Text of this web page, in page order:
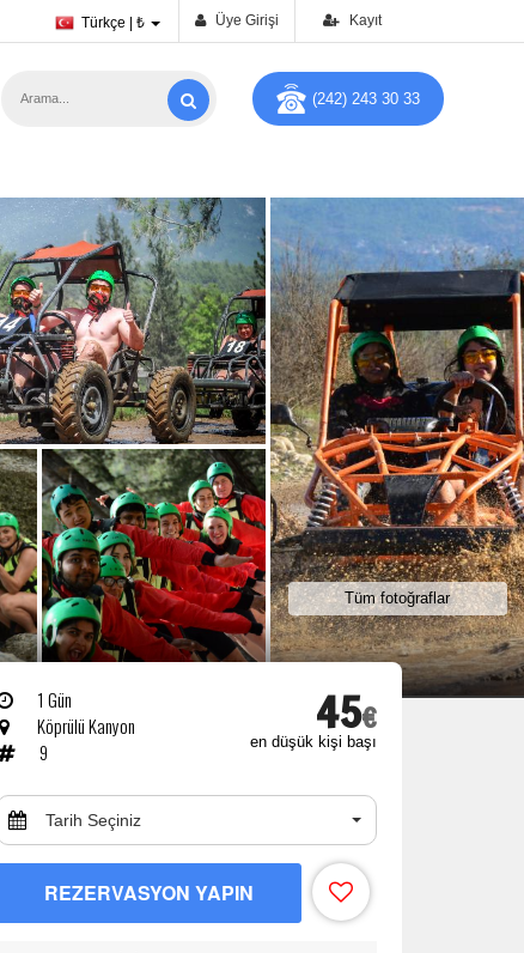
Türkçe | ₺ Üye Girişi Kayıt
(242) 243 30 33
Tüm fotoğraflar
1 Gün
Köprülü Kanyon
9
45€
en düşük kişi başı
Tarih Seçiniz
REZERVASYON YAPIN